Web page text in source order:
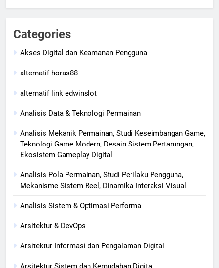
Categories
Akses Digital dan Keamanan Pengguna
alternatif horas88
alternatif link edwinslot
Analisis Data & Teknologi Permainan
Analisis Mekanik Permainan, Studi Keseimbangan Game,
Teknologi Game Modern, Desain Sistem Pertarungan,
Ekosistem Gameplay Digital
Analisis Pola Permainan, Studi Perilaku Pengguna,
Mekanisme Sistem Reel, Dinamika Interaksi Visual
Analisis Sistem & Optimasi Performa
Arsitektur & DevOps
Arsitektur Informasi dan Pengalaman Digital
Arsitektur Sistem dan Kemudahan Digital